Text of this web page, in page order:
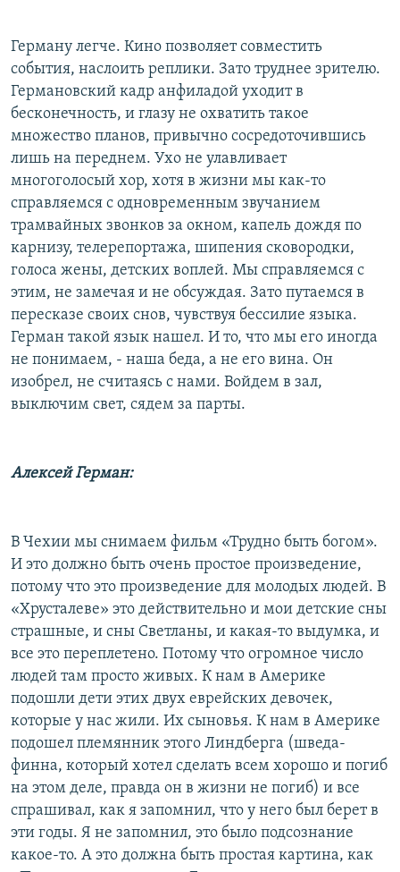
Герману легче. Кино позволяет совместить
события, наслоить реплики. Зато труднее зрителю.
Германовский кадр анфиладой уходит в
бесконечность, и глазу не охватить такое
множество планов, привычно сосредоточившись
лишь на переднем. Ухо не улавливает
многоголосый хор, хотя в жизни мы как-то
справляемся с одновременным звучанием
трамвайных звонков за окном, капель дождя по
карнизу, телерепортажа, шипения сковородки,
голоса жены, детских воплей. Мы справляемся с
этим, не замечая и не обсуждая. Зато путаемся в
пересказе своих снов, чувствуя бессилие языка.
Герман такой язык нашел. И то, что мы его иногда
не понимаем, - наша беда, а не его вина. Он
изобрел, не считаясь с нами. Войдем в зал,
выключим свет, сядем за парты.
Алексей Герман:
В Чехии мы снимаем фильм «Трудно быть богом».
И это должно быть очень простое произведение,
потому что это произведение для молодых людей. В
«Хрусталеве» это действительно и мои детские сны
страшные, и сны Светланы, и какая-то выдумка, и
все это переплетено. Потому что огромное число
людей там просто живых. К нам в Америке
подошли дети этих двух еврейских девочек,
которые у нас жили. Их сыновья. К нам в Америке
подошел племянник этого Линдберга (шведа-
финна, который хотел сделать всем хорошо и погиб
на этом деле, правда он в жизни не погиб) и все
спрашивал, как я запомнил, что у него был берет в
эти годы. Я не запомнил, это было подсознание
какое-то. А это должна быть простая картина, как